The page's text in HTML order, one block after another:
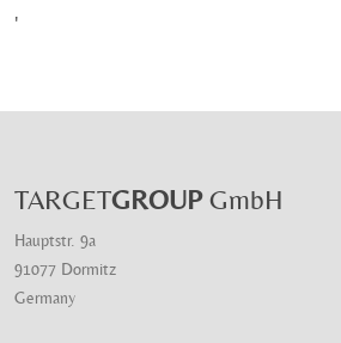
'
TARGETGROUPGmbH
Hauptstr. 9a
91077 Dormitz
Germany